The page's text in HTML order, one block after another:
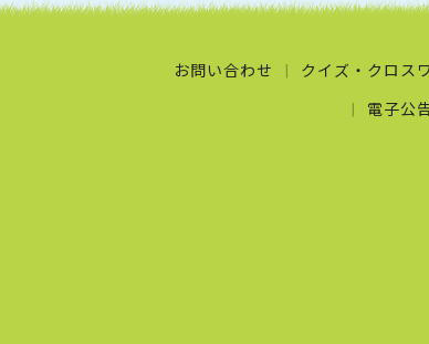
お問い合わせ クイズ・クロス
電子公